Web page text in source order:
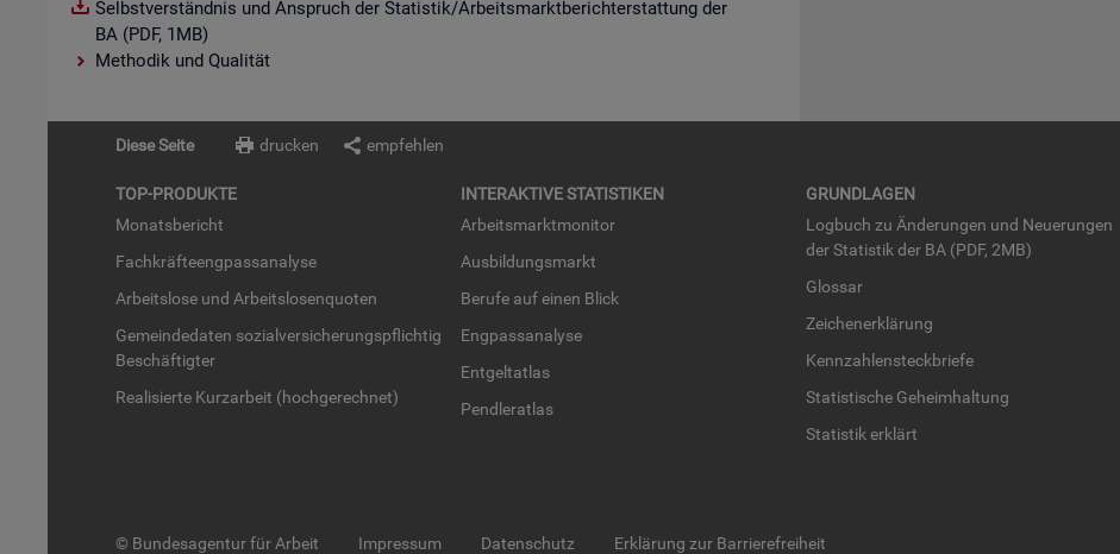
Selbstverständnis und Anspruch der Statistik/Arbeitsmarktberichterstattung der
BA (PDF, 1MB)
Methodik und Qualität
Diese Seite drucken empfehlen
TOP-PRO­DUK­TE
Mo­nats­be­richt
Fach­kräf­te­eng­pass­ana­ly­se
Ar­beits­lo­se und Ar­beits­lo­sen­quo­ten
Ge­mein­de­da­ten so­zi­al­ver­si­che­rungs­pflich­tig
Be­schäf­tig­ter
Rea­li­sier­te Kurz­ar­beit (hoch­ge­rech­net)
IN­TER­AK­TI­VE STA­TIS­TI­KEN
Ar­beits­markt­mo­ni­tor
Aus­bil­dungs­markt
Be­ru­fe auf einen Blick
Eng­pass­ana­ly­se
Ent­gel­t­at­las
Pend­ler­at­las
GRUND­LA­GEN
Log­buch zu Än­de­run­gen und Neue­run­gen
der Sta­tis­tik der BA (PDF, 2MB)
Glos­sar
Zei­chen­er­klä­rung
Kenn­zah­len­steck­brie­fe
Sta­tis­ti­sche Ge­heim­hal­tung
Sta­tis­tik er­klärt
© Bundesagentur für Arbeit Impressum Datenschutz Erklärung zur Barrierefreiheit